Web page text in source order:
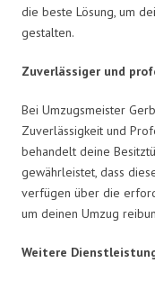
die beste Lösung, um
gestalten.
Zuverlässiger und
Bei Umzugsmeister
Zuverlässigkeit und
behandelt deine
gewährleistet, dass
verfügen über die
um deinen Umzug
Weitere